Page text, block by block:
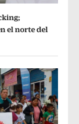
el norte del